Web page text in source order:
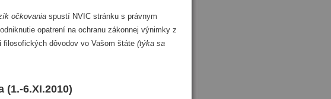
očkovania spustí NVIC stránku s právnym
opatrení na ochranu zákonnej výnimky z
dôvodov vo Vašom štáte (týka sa
6.XI.2010)